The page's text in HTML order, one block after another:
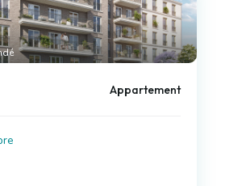
Appartement